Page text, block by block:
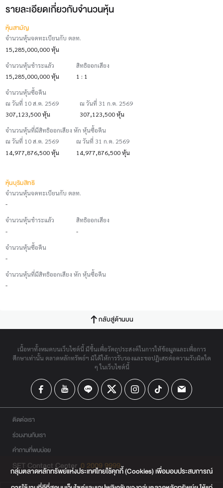
รายละเอียดเกี่ยวกับจำนวนหุ้น
หุ้นสามัญ
จำนวนหุ้นจดทะเบียนกับ ตลท.
15,285,000,000 หุ้น
จำนวนหุ้นชำระแล้ว
15,285,000,000 หุ้น
สิทธิออกเสียง
1 : 1
จำนวนหุ้นซื้อคืน
ณ วันที่ 10 ส.ค. 2569
307,123,500 หุ้น
ณ วันที่ 31 ก.ค. 2569
307,123,500 หุ้น
จำนวนหุ้นที่มีสิทธิออกเสียง หัก หุ้นซื้อคืน
ณ วันที่ 10 ส.ค. 2569
14,977,876,500 หุ้น
ณ วันที่ 31 ก.ค. 2569
14,977,876,500 หุ้น
หุ้นบุริมสิทธิ
จำนวนหุ้นจดทะเบียนกับ ตลท.
-
จำนวนหุ้นชำระแล้ว
-
สิทธิออกเสียง
-
จำนวนหุ้นซื้อคืน
-
จำนวนหุ้นที่มีสิทธิออกเสียง หัก หุ้นซื้อคืน
-
กลับสู่ด้านบน
เนื้อหาทั้งหมดบนเว็บไซต์นี้ มีขึ้นเพื่อวัตถุประสงค์ในการให้ข้อมูลและเพื่อการ
ศึกษาเท่านั้น ตลาดหลักทรัพย์ฯ มิได้ให้การรับรองและขอปฏิเสธต่อความรับผิดใด
ๆ ในเว็บไซต์นี้
ติดต่อเรา
ร่วมงานกับเรา
คำถามที่พบบ่อย
SET Contact Center 0 2009 9999
กลุ่มตลาดหลักทรัพย์แห่งประเทศไทยใช้คุกกี้ (Cookies) เพื่อมอบประสบการณ์